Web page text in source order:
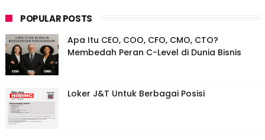
POPULAR POSTS
Apa Itu CEO, COO, CFO, CMO, CTO?
Membedah Peran C-Level di Dunia Bisnis
Loker J&T Untuk Berbagai Posisi